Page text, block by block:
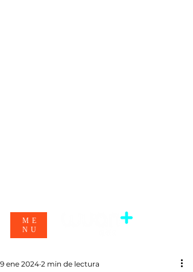
ME
NU
9 ene 2024 2 min de lectura